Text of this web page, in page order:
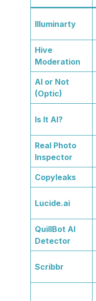
Illuminarty
Hive
Moderation
AI or Not
(Optic)
Is It AI?
Real Photo
Inspector
Copyleaks
Lucide.ai
QuillBot AI
Detector
Scribbr